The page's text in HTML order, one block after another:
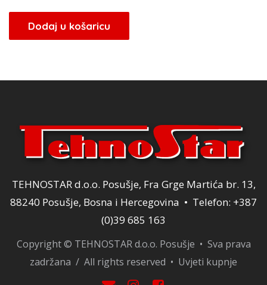
bila
je:
je:
3,82 KM.
Dodaj u košaricu
TEHNOSTAR d.o.o. Posušje, Fra Grge Martića br. 13,
88240 Posušje, Bosna i Hercegovina • Telefon: +387
(0)39 685 163
Copyright © TEHNOSTAR d.o.o. Posušje • Sva prava
zadržana / All rights reserved • Uvjeti kupnje